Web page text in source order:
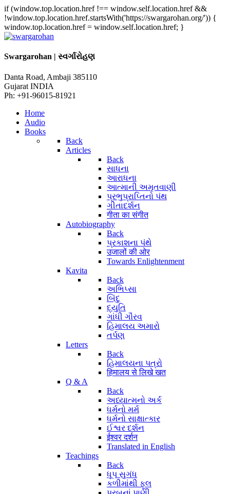
if (window.top.location.href !== window.self.location.href &&
!window.top.location.href.startsWith('https://swargarohan.org/')) {
window.top.location.href = window.self.location.href; }
Swargarohan | સ્વર્ગારોહણ
Danta Road, Ambaji 385110
Gujarat INDIA
Ph: +91-96015-81921
Home
Audio
Books
Back
Articles
Back
સાધના
આરાધના
આત્માની અમૃતવાણી
પ્રભુપ્રાપ્તિનો પંથ
ગીતાદર્શન
गीता का संगीत
Autobiography
Back
પ્રકાશના પંથે
उजालों की ओर
Towards Enlightenment
Kavita
Back
અભિપ્સા
બિંદુ
દ્યુતિ
ગાંધી ગૌરવ
હિમાલય અમારો
તર્પણ
Letters
Back
હિમાલયના પત્રો
हिमालय से लिखे खत
Q & A
Back
અધ્યાત્મનો અર્ક
ધર્મનો મર્મ
ધર્મનો સાક્ષાત્કાર
ઈશ્વર દર્શન
ईश्वर दर्शन
Translated in English
Teachings
Back
ધૂપ સુગંધ
કળીમાંથી ફૂલ